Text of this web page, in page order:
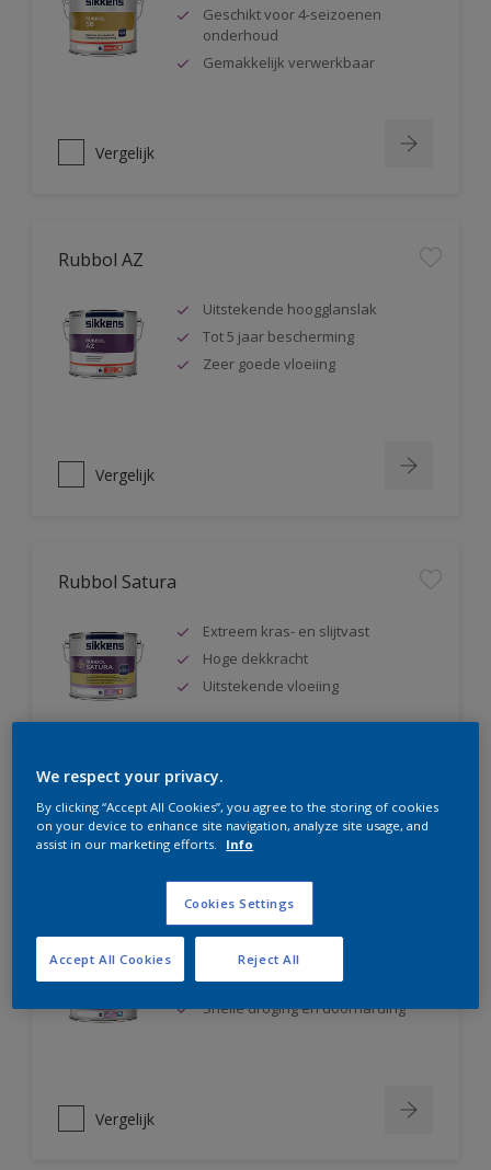
Geschikt voor 4-seizoenen
onderhoud
Gemakkelijk verwerkbaar
Vergelijk
Rubbol AZ
Uitstekende hoogglanslak
Tot 5 jaar bescherming
Zeer goede vloeiing
Vergelijk
Rubbol Satura
Extreem kras- en slijtvast
Hoge dekkracht
Uitstekende vloeiing
Rubbol BL Rezisto Satin
Extreem kras- en slijtvast
Huidvetresistente zijdeglanslak
Snelle droging en doorharding
Vergelijk
We respect your privacy.
By clicking “Accept All Cookies”, you agree to the storing of cookies
on your device to enhance site navigation, analyze site usage, and
assist in our marketing efforts.
Info
Cookies Settings
Reject All
Accept All Cookies